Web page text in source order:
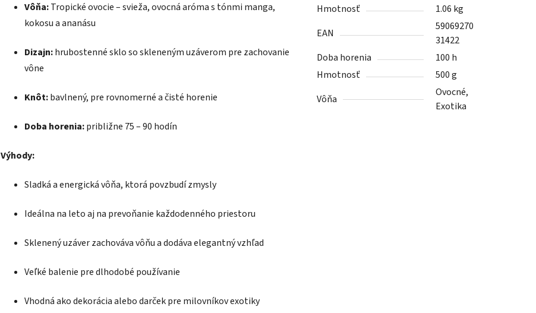
Vôňa:Tropické ovocie – svieža, ovocná aróma s tónmi manga,
kokosu a ananásu
Dizajn:hrubostenné sklo so skleneným uzáverom pre zachovanie
vône
Knôt:bavlnený, pre rovnomerné a čisté horenie
Doba horenia:približne 75 – 90 hodín
Výhody:
Sladká a energická vôňa, ktorá povzbudí zmysly
Ideálna na leto aj na prevoňanie každodenného priestoru
Sklenený uzáver zachováva vôňu a dodáva elegantný vzhľad
Veľké balenie pre dlhodobé používanie
Vhodná ako dekorácia alebo darček pre milovníkov exotiky
Hmotnosť
1.06 kg
EAN
59069270
31422
Doba horenia
100 h
Hmotnosť
500 g
Vôňa
Ovocné,
Exotika